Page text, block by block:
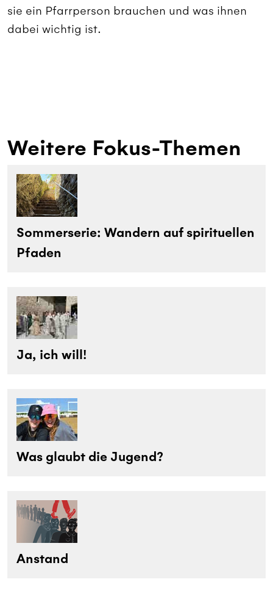
sie ein Pfarrperson brauchen und was ihnen
dabei wichtig ist.
Weitere Fokus-Themen
Sommerserie: Wandern auf spirituellen
Pfaden
Ja, ich will!
Was glaubt die Jugend?
Anstand